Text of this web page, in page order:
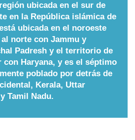
ubicada en el sur de
en la República islámica de
ubicada en el noroeste
norte con Jammu y
Padresh y el territorio de
con Haryana, y es el séptimo
poblado por detrás de
Kerala, Uttar
Tamil Nadu.